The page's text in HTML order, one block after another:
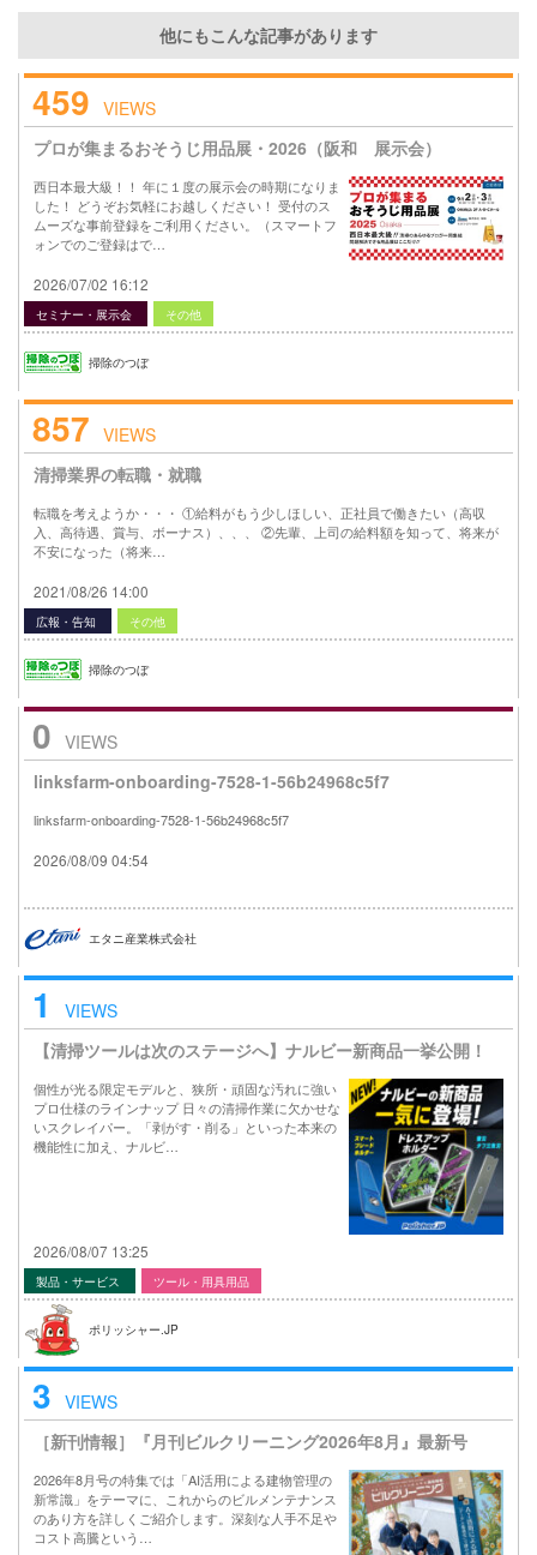
他にもこんな記事があります
459 VIEWS
プロが集まるおそうじ用品展・2026（阪和 展示会）
西日本最大級！！ 年に１度の展示会の時期になりま
した！ どうぞお気軽にお越しください！ 受付のス
ムーズな事前登録をご利用ください。（スマートフ
ォンでのご登録はで…
2026/07/02 16:12
セミナー・展示会 その他
掃除のつぼ
857 VIEWS
清掃業界の転職・就職
転職を考えようか・・・ ①給料がもう少しほしい、正社員で働きたい（高収
入、高待遇、賞与、ボーナス）、、、 ②先輩、上司の給料額を知って、将来が
不安になった（将来…
2021/08/26 14:00
広報・告知 その他
掃除のつぼ
0 VIEWS
linksfarm-onboarding-7528-1-56b24968c5f7
linksfarm-onboarding-7528-1-56b24968c5f7
2026/08/09 04:54
エタニ産業株式会社
1
VIEWS
【清掃ツールは次のステージへ】ナルビー新商品一挙公開！
個性が光る限定モデルと、狭所・頑固な汚れに強い
プロ仕様のラインナップ 日々の清掃作業に欠かせな
いスクレイパー。「剥がす・削る」といった本来の
機能性に加え、ナルビ…
2026/08/07 13:25
製品・サービス ツール・用具用品
ポリッシャー.JP
3 VIEWS
［新刊情報］『月刊ビルクリーニング2026年8月』最新号
2026年8月号の特集では「AI活用による建物管理の
新常識」をテーマに、これからのビルメンテナンス
のあり方を詳しくご紹介します。深刻な人手不足や
コスト高騰という…